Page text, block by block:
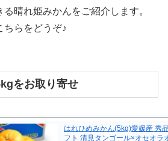
晴れ姫みかんをご紹介します。
ちらをどうぞ♪
をお取り寄せ
はれひめみかん(5kg)愛媛産 秀
フト 清見タンゴール×オセオラ